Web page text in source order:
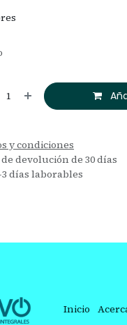
y condiciones
devolución de 30 días
días laborables
Inicio